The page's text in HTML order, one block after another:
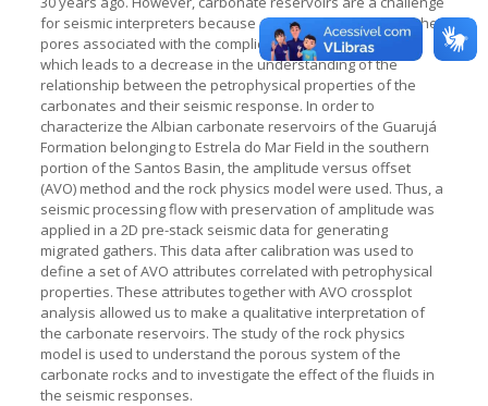
for seismic interpreters because of the heterogeneity of the
pores associated with the complicated formation process,
which leads to a decrease in the understanding of the
relationship between the petrophysical properties of the
carbonates and their seismic response. In order to
characterize the Albian carbonate reservoirs of the Guarujá
Formation belonging to Estrela do Mar Field in the southern
portion of the Santos Basin, the amplitude versus offset
(AVO) method and the rock physics model were used. Thus, a
seismic processing flow with preservation of amplitude was
applied in a 2D pre-stack seismic data for generating
migrated gathers. This data after calibration was used to
define a set of AVO attributes correlated with petrophysical
properties. These attributes together with AVO crossplot
analysis allowed us to make a qualitative interpretation of
the carbonate reservoirs. The study of the rock physics
model is used to understand the porous system of the
carbonate rocks and to investigate the effect of the fluids in
the seismic responses.